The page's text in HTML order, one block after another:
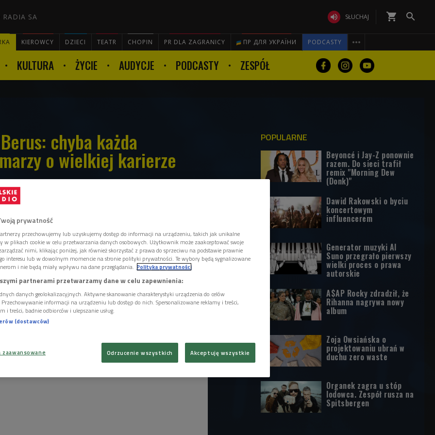
RADIA SA  SŁUCHAJ shopping_cart 
KIEROWCY DZIECI TEATR CHOPIN PR DLA ZAGRANICY ПР ДЛЯ УКРАЇНИ PODCASTY 

KULTURA ŻYCIE AUDYCJE PODCASTY ZESPÓŁ
chyba każda
o wielkiej karierze
poznała świat showbiznesu. Zanim
podróżowała po świecie jako
się tych wojaży, kierowała mną raczej
– wspomina Magdalena Berus w
POPULARNE
Beyoncé i Jay-Z ponownie
razem. Do sieci trafił
remix "Morning Dew
(Donk)"
Dawid Rakowski o byciu
koncertowym
influencerem
Generator muzyki AI
Suno przegrało pierwszy
wielki proces o prawa
autorskie
A$AP Rocky zdradził, że
Rihanna nagrywa nowy
album
Zoja Owsiańska o
projektowaniu ubrań w
duchu zero waste
Organek zagra u stóp
lodowca. Zespół rusza na
Spitsbergen
prywatność
przechowujemy lub uzyskujemy dostęp do informacji na urządzeniu, takich jak unikalne
w plikach cookie w celu przetwarzania danych osobowych. Użytkownik może zaakceptować swoje
nimi, klikając poniżej, jak również skorzystać z prawa do sprzeciwu na podstawie prawnie
interesu lub w dowolnym momencie na stronie polityki prywatności. Te wybory będą sygnalizowane
i nie będą miały wpływu na dane przeglądania. Polityka prywatności
partnerami przetwarzamy dane w celu zapewnienia:
danych geolokalizacyjnych. Aktywne skanowanie charakterystyki urządzenia do celów
informacji na urządzeniu lub dostęp do nich. Spersonalizowane reklamy i treści,
i treści, badnie odbiorców i ulepszanie usług.
(dostawców)
Odrzucenie wszystkich Akceptuję wszystkie